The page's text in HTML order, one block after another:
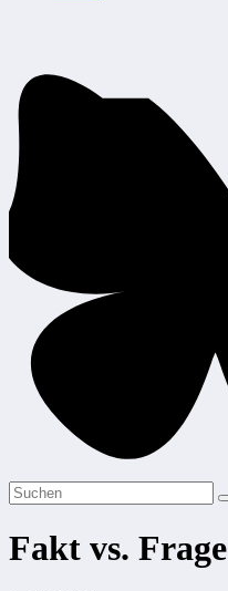
Fakt vs. Frage